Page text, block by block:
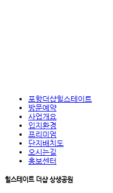
포항더샵힐스테이트
방문예약
사업개요
입지환경
프리미엄
단지배치도
오시는길
홍보센터
힐스테이트 더샵 상생공원